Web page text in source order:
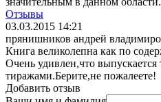
Отзывы
03.03.2015 14:21
прянишников андрей
Книга великолепна как по
Очень удивлен,что
тиражами.Берите,не пожалеете!
Добавить отзыв